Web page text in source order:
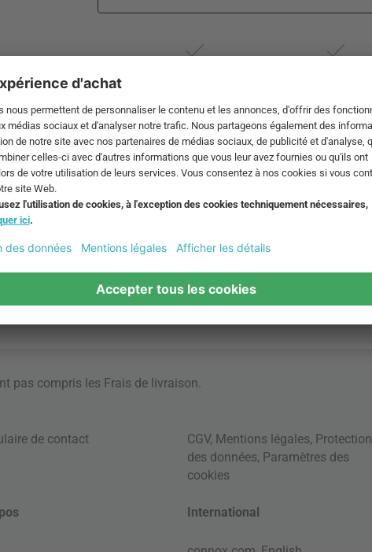
pas compris les Frais de livraison
de contact CGV, Mentions légales, Protection
des données, Paramètres des
cookies
International